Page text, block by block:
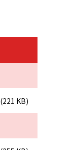
(221 KB)